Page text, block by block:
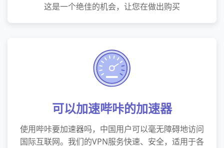
这是一个绝佳的机会，让您在做出购买
可以加速哔咔的加速器
使用哔咔要加速器吗，中国用户可以毫无障碍地访问
国际互联网。我们的VPN服务快速、安全，适用于各